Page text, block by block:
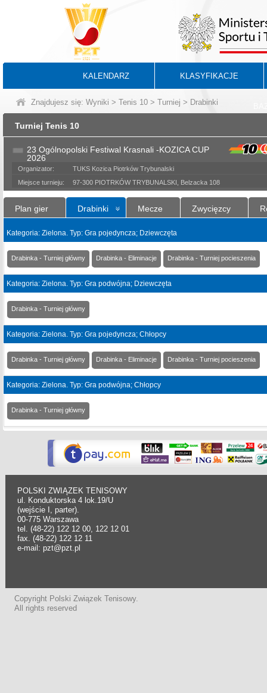
KALENDARZ KLASYFIKACJE
Znajdujesz się: Wyniki > Tenis 10 > Turniej > Drabinki
Turniej Tenis 10
23 Ogólnopolski Festiwal Krasnali -KOZICA CUP
2026
Organizator:
TUKS Kozica Piotrków Trybunalski
Miejsce turnieju:
97-300 PIOTRKÓW TRYBUNALSKI, Belzacka 108
Plan gier Drabinki Mecze Zwycięzcy
Kategoria: Zielona. Typ: Gra pojedyncza; Dziewczęta
Drabinka - Turniej główny Drabinka - Eliminacje Drabinka - Turniej pocieszenia
Kategoria: Zielona. Typ: Gra podwójna; Dziewczęta
Drabinka - Turniej główny
Kategoria: Zielona. Typ: Gra pojedyncza; Chłopcy
Drabinka - Turniej główny Drabinka - Eliminacje Drabinka - Turniej pocieszenia
Kategoria: Zielona. Typ: Gra podwójna; Chłopcy
Drabinka - Turniej główny
POLSKI ZWIĄZEK TENISOWY
ul. Konduktorska 4 lok.19/U
(wejście I, parter).
00-775 Warszawa
tel. (48-22) 122 12 00, 122 12 01
fax. (48-22) 122 12 11
e-mail: pzt@pzt.pl
Copyright Polski Związek Tenisowy.
All rights reserved